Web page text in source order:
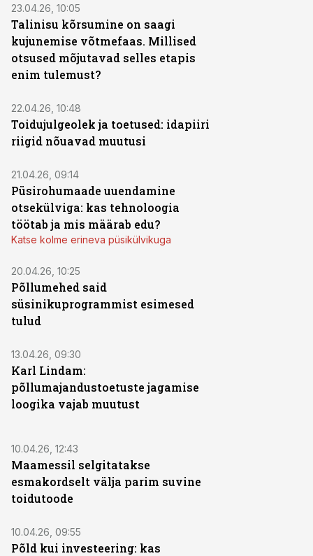
23.04.26, 10:05
Talinisu kõrsumine on saagi
kujunemise võtmefaas. Millised
otsused mõjutavad selles etapis
enim tulemust?
22.04.26, 10:48
Toidujulgeolek ja toetused: idapiiri
riigid nõuavad muutusi
21.04.26, 09:14
Püsirohumaade uuendamine
otsekülviga: kas tehnoloogia
töötab ja mis määrab edu?
Katse kolme erineva püsikülvikuga
20.04.26, 10:25
Põllumehed said
süsinikuprogrammist esimesed
tulud
13.04.26, 09:30
Karl Lindam:
põllumajandustoetuste jagamise
loogika vajab muutust
10.04.26, 12:43
Maamessil selgitatakse
esmakordselt välja parim suvine
toidutoode
10.04.26, 09:55
Põld kui investeering: kas